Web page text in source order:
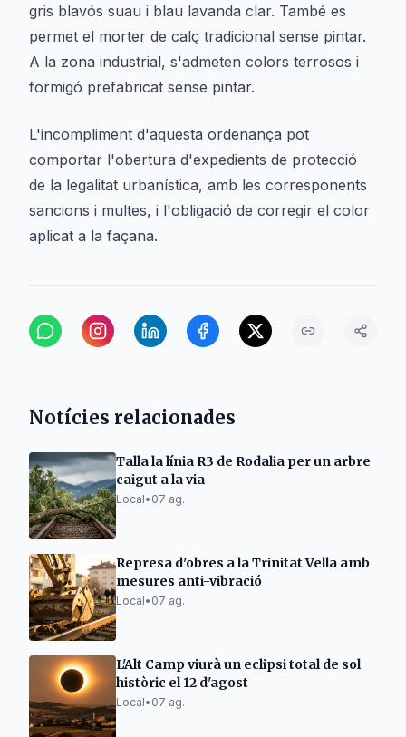
gris blavós suau i blau lavanda clar. També es
permet el morter de calç tradicional sense pintar.
A la zona industrial, s'admeten colors terrosos i
formigó prefabricat sense pintar.
L'incompliment d'aquesta ordenança pot
comportar l'obertura d'expedients de protecció
de la legalitat urbanística, amb les corresponents
sancions i multes, i l'obligació de corregir el color
aplicat a la façana.
Notícies relacionades
Talla la línia R3 de Rodalia per un arbre
caigut a la via
Local• 07 ag.
Represa d'obres a la Trinitat Vella amb
mesures anti-vibració
Local• 07 ag.
L'Alt Camp viurà un eclipsi total de sol
històric el 12 d'agost
Local• 07 ag.